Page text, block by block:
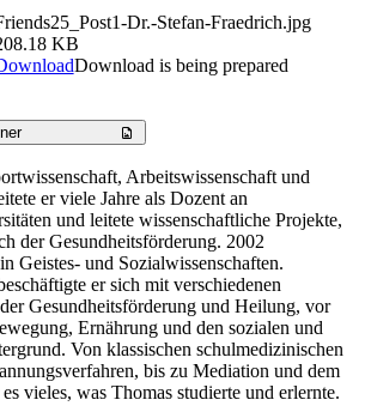
Dr.-Stefan-Fraedrich.jpg
KB
Download is being prepared
Arbeitswissenschaft und
er viele Jahre als Dozent an
und leitete wissenschaftliche Projekte,
der Gesundheitsförderung. 2002
Geistes- und Sozialwissenschaften.
er sich mit verschiedenen
Gesundheitsförderung und Heilung, vor
Ernährung und den sozialen und
Von klassischen schulmedizinischen
bis zu Mediation und dem
vieles, was Thomas studierte und erlernte.